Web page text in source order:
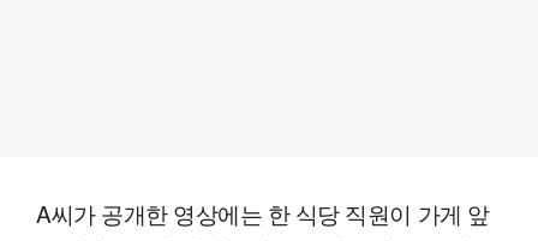
A씨가 공개한 영상에는 한 식당 직원이 가게 앞